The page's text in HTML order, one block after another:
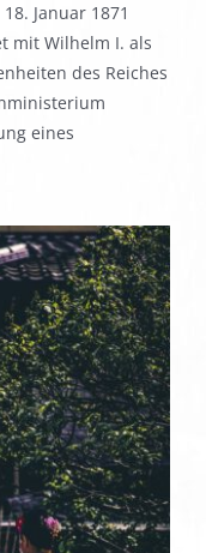
Januar 1871
mit Wilhelm I. als
des Reiches
eines